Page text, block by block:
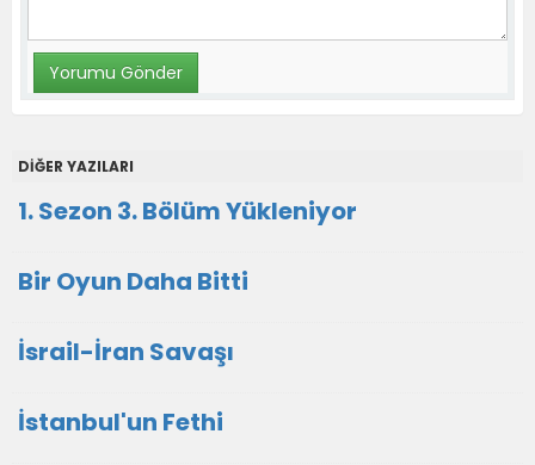
DİĞER YAZILARI
1. Sezon 3. Bölüm Yükleniyor
Bir Oyun Daha Bitti
İsrail-İran Savaşı
İstanbul'un Fethi